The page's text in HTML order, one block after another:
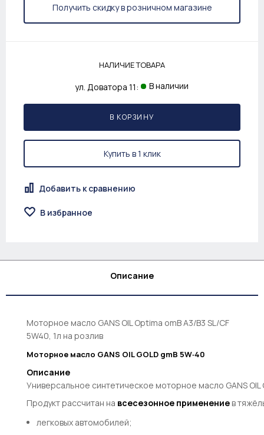
Получить скидку в розничном магазине
НАЛИЧИЕ ТОВАРА
ул. Доватора 11: В наличии
В КОРЗИНУ
Купить в 1 клик
Добавить к сравнению
В избранное
Описание
Моторное масло GANS OIL Optima omB A3/B3 SL/CF
5W40, 1л на розлив
Моторное масло GANS OILGOLD gmB 5W‑40
Описание
Универсальное синтетическое моторное масло GANS OIL
Продуктрассчитан на всесезонное применение в
легковыхавтомобилей;